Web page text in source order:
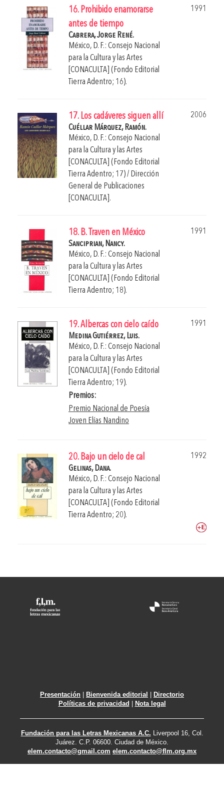
16. Prohibido enamorarse
antes de tiempo
1991
Cabrera, Jorge René.
México, D. F.: Consejo Nacional
para la Cultura y las Artes
[CONACULTA] (Fondo Editorial
Tierra Adentro; 16).
17. Los cadáveres siguen allí
2006
Cuéllar Márquez, Ramón.
México, D. F.: Consejo Nacional
para la Cultura y las Artes
[CONACULTA] (Fondo Editorial
Tierra Adentro; 17) / Dirección
General de Publicaciones
[CONACULTA].
18. B. Traven en México
1991
Sanciprian, Nancy.
México, D. F.: Consejo Nacional
para la Cultura y las Artes
[CONACULTA] (Fondo Editorial
Tierra Adentro; 18).
19. Albercas con cielo caído
1991
Medina Gutiérrez, Luis.
México, D. F.: Consejo Nacional
para la Cultura y las Artes
[CONACULTA] (Fondo Editorial
Tierra Adentro; 19).
Premios:
Premio Nacional de Poesía
Joven Elías Nandino
20. Bajo un cielo de cal
1992
Gelinas, Dana.
México, D. F.: Consejo Nacional
para la Cultura y las Artes
[CONACULTA] (Fondo Editorial
Tierra Adentro; 20).
Presentación | Bienvenida editorial | Directorio
Políticas de privacidad | Nota legal
Fundación para las Letras Mexicanas A.C. Liverpool 16, Col.
Juárez. C.P. 06600. Ciudad de México.
elem.contacto@gmail.com elem.contacto@flm.org.mx